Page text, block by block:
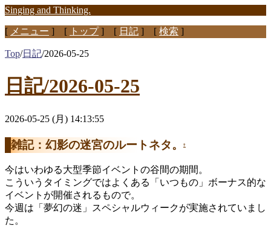
Singing and Thinking.
[ メニュー ] [ トップ] [ 日記 ] [ 検索 ]
Top/日記/2026-05-25
日記/2026-05-25
2026-05-25 (月) 14:13:55
雑記：幻影の迷宮のルートネタ。 †
今はいわゆる大型季節イベントの谷間の期間。
こういうタイミングではよくある「いつもの」ボーナス的な
イベントが開催されるもので。
今週は「夢幻の迷」スペシャルウィークが実施されていまし
た。